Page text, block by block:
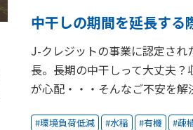
中干しの期間を延長する
J-クレジットの事業に認定され
長。長期の中干しって大丈夫
が心配・・・そんなご不安を解
環境負荷低減 水稲 有機 疎